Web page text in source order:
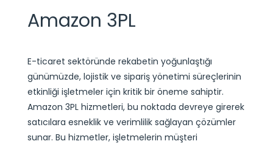
Amazon 3PL
E-ticaret sektöründe rekabetin yoğunlaştığı
günümüzde, lojistik ve sipariş yönetimi süreçlerinin
etkinliği işletmeler için kritik bir öneme sahiptir.
Amazon 3PL hizmetleri, bu noktada devreye girerek
satıcılara esneklik ve verimlilik sağlayan çözümler
sunar. Bu hizmetler, işletmelerin müşteri